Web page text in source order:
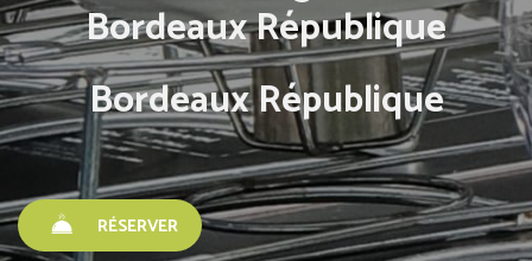
Bordeaux République
Bordeaux République
RÉSERVER